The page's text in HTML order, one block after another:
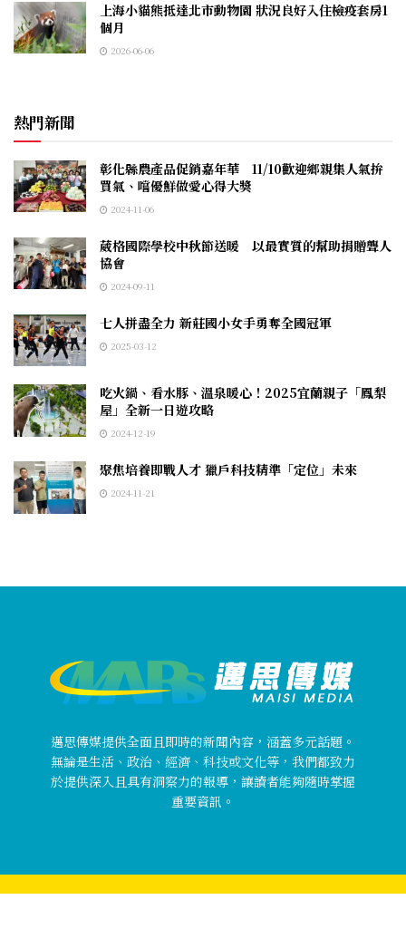
上海小貓熊抵達北市動物園 狀況良好入住檢疫套房1
個月
2026-06-06
熱門新聞
彰化縣農產品促銷嘉年華 11/10歡迎鄉親集人氣拚
買氣、嚐優鮮做愛心得大獎
2024-11-06
葳格國際學校中秋節送暖 以最實質的幫助捐贈聾人
協會
2024-09-11
七人拼盡全力 新莊國小女手勇奪全國冠軍
2025-03-12
吃火鍋、看水豚、溫泉暖心！2025宜蘭親子「鳳梨
屋」全新一日遊攻略
2024-12-19
聚焦培養即戰人才 獵戶科技精準「定位」未來
2024-11-21
邁思傳媒提供全面且即時的新聞內容，涵蓋多元話題。
無論是生活、政治、經濟、科技或文化等，我們都致力
於提供深入且具有洞察力的報導，讓讀者能夠隨時掌握
重要資訊。